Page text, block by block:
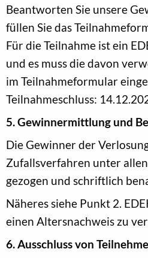
Beantworten Sie unsere
füllen Sie das
Für die Teilnahme ist ein
und es muss die davon
im Teilnahmeformular
Teilnahmeschluss:
5. Gewinnermittlung und
Die Gewinner der
Zufallsverfahren unter
gezogen und schriftlich
Näheres siehe Punkt 2.
einen Altersnachweis zu
6. Ausschluss von